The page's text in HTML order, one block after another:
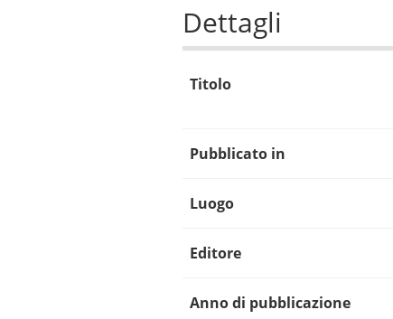
Dettagli
Titolo
Pubblicato in
Luogo
Editore
Anno di pubblicazione